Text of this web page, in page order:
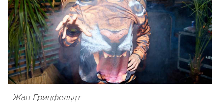
Жан Грицфельдт